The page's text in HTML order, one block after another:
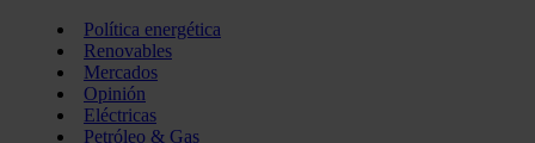
Política energética
Renovables
Mercados
Opinión
Eléctricas
Petróleo & Gas